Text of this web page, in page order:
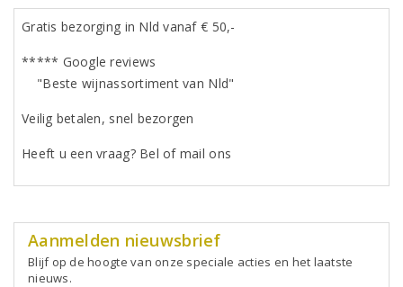
Gratis bezorging in Nld vanaf € 50,-
***** Google reviews
"Beste wijnassortiment van Nld"
Veilig betalen, snel bezorgen
Heeft u een vraag? Bel of mail ons
Aanmelden nieuwsbrief
Blijf op de hoogte van onze speciale acties en het laatste
nieuws.